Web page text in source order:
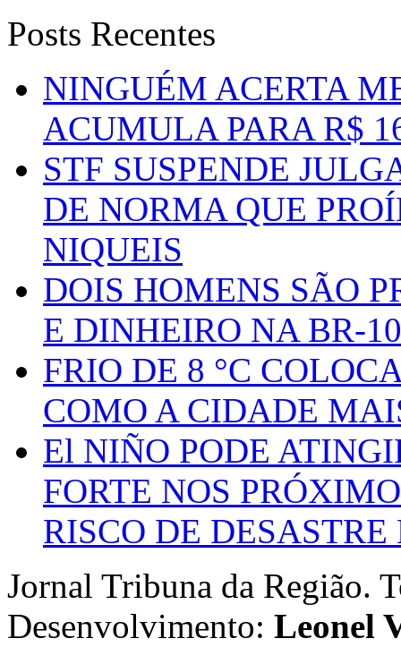
Posts Recentes
NINGUÉM ACERTA
ACUMULA PARA R$
STF SUSPENDE
DE NORMA QUE
NIQUEIS
DOIS HOMENS SÃO
E DINHEIRO NA BR-
FRIO DE 8 °C
COMO A CIDADE
El NIÑO PODE
FORTE NOS
RISCO DE
Jornal Tribuna da Região.
Desenvolvimento: Leonel